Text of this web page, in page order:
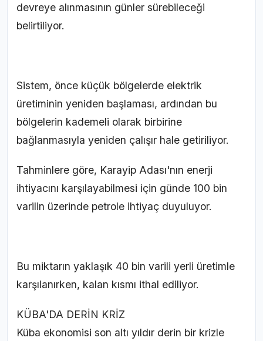
devreye alınmasının günler sürebileceği
belirtiliyor.
Sistem, önce küçük bölgelerde elektrik
üretiminin yeniden başlaması, ardından bu
bölgelerin kademeli olarak birbirine
bağlanmasıyla yeniden çalışır hale getiriliyor.
Tahminlere göre, Karayip Adası'nın enerji
ihtiyacını karşılayabilmesi için günde 100 bin
varilin üzerinde petrole ihtiyaç duyuluyor.
Bu miktarın yaklaşık 40 bin varili yerli üretimle
karşılanırken, kalan kısmı ithal ediliyor.
KÜBA'DA DERİN KRİZ
Küba ekonomisi son altı yıldır derin bir krizle